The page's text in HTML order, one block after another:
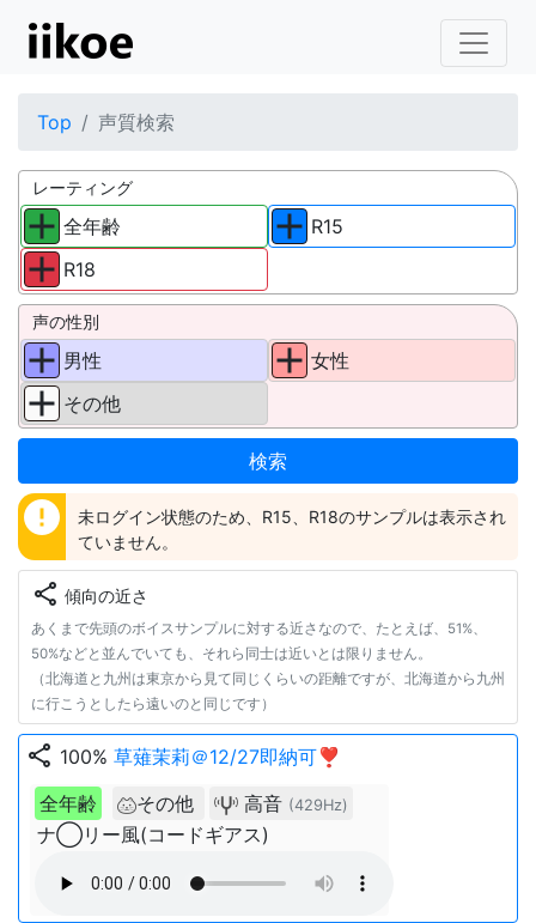
Top 声質検索
レーティング
全年齢
R18
R15
声の性別
男性
その他
女性
error
未ログイン状態のため、R15、R18のサンプルは表示され
ていません。
share 傾向の近さ
あくまで先頭のボイスサンプルに対する近さなので、たとえば、51%、
50%などと並んでいても、それら同士は近いとは限りません。
（北海道と九州は東京から見て同じくらいの距離ですが、北海道から九州
に行こうとしたら遠いのと同じです）
share 100% 草薙茉莉＠12/27即納可❣
全年齢
その他 高音 (429Hz)
ナ◯リー風(コードギアス)